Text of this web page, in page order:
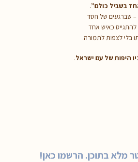
בשביל כולם”.
– שברגעים של חסד
להתגייס כאיש אחד
בלי לצפות לתמורה.
היפות של עם ישראל.
מלא בתוכן. הרשמו כאן!